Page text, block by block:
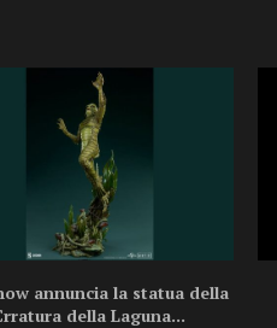
annuncia la statua della
della Laguna...